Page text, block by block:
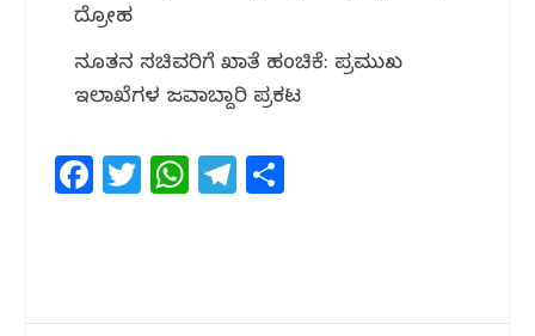
ದ್ರೋಹ
ನೂತನ ಸಚಿವರಿಗೆ ಖಾತೆ ಹಂಚಿಕೆ: ಪ್ರಮುಖ
ಇಲಾಖೆಗಳ ಜವಾಬ್ದಾರಿ ಪ್ರಕಟ
F T W T